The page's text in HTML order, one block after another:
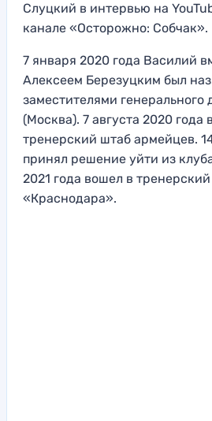
Слуцкий в интервью на
канале «Осторожно: Собчак».
7 января 2020 года Василий
Алексеем Березуцким был
заместителями
(Москва). 7 августа 2020 года
тренерский штаб армейцев.
принял решение уйти из
2021 года вошел в
«Краснодара».